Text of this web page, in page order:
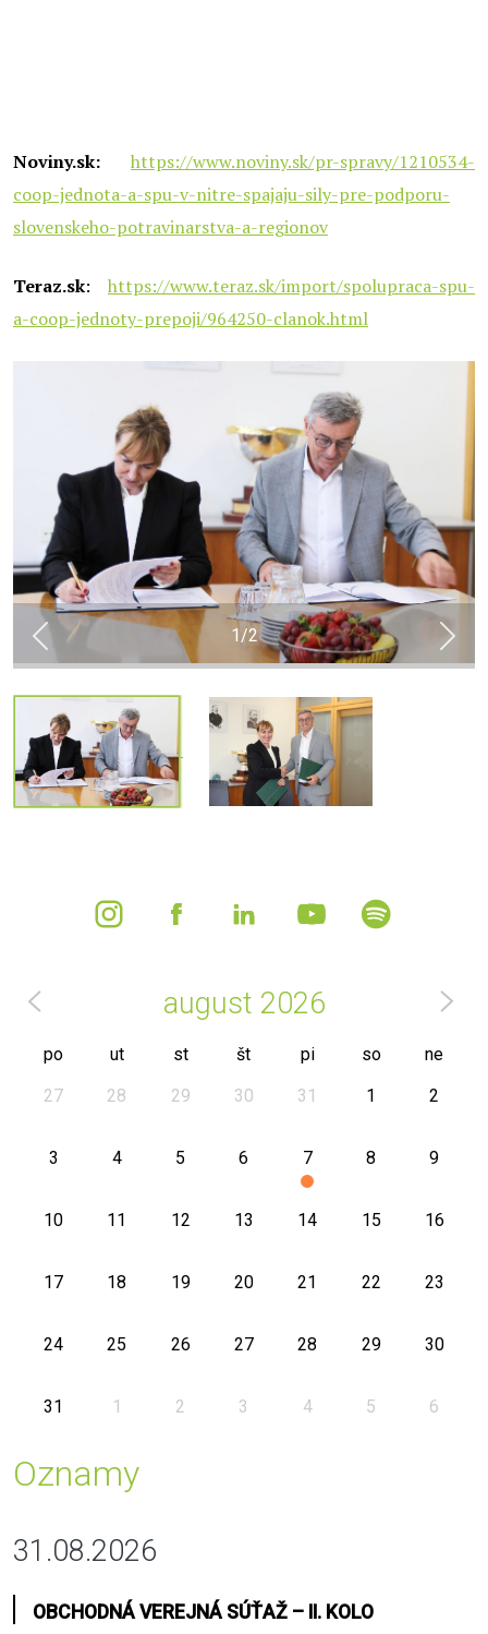
Noviny.sk: https://www.noviny.sk/pr-spravy/1210534-
coop-jednota-a-spu-v-nitre-spajaju-sily-pre-podporu-
slovenskeho-potravinarstva-a-regionov
Teraz.sk: https://www.teraz.sk/import/spolupraca-spu-
a-coop-jednoty-prepoji/964250-clanok.html
Previous Next
1 /2
august 2026
po ut st št pi so
ne
27
28 29 30 31 1 2
3 4 5 6 7 8 9
10 11 12 13 14 15 16
17 18 19 20 21 22 23
24 25 26 27 28 29 30
31 1 2 3 4 5 6
Oznamy
31.08.2026
OBCHODNÁ VEREJNÁ SÚŤAŽ – II. KOLO